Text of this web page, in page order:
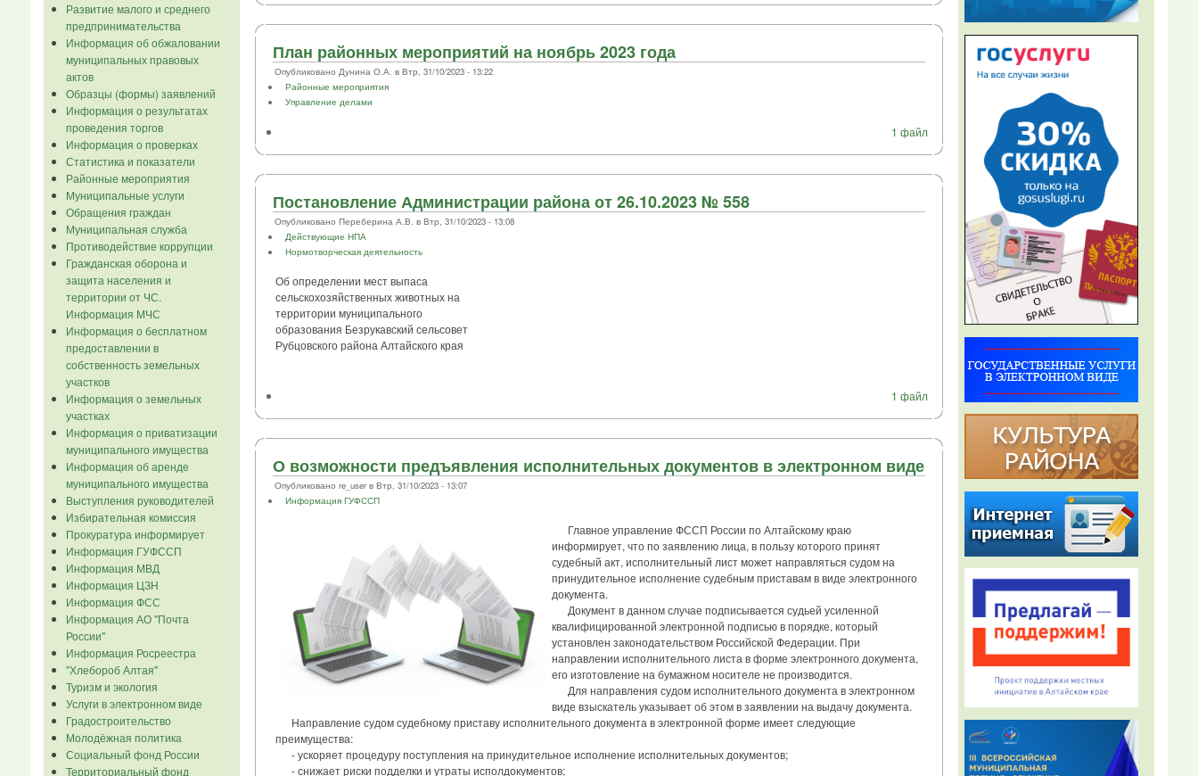
Развитие малого и среднего
предпринимательства
Информация об обжаловании
муниципальных правовых
актов
Образцы (формы) заявлений
Информация о результатах
проведения торгов
Информация о проверках
Статистика и показатели
Районные мероприятия
Муниципальные услуги
Обращения граждан
Муниципальная служба
Противодействие коррупции
Гражданская оборона и
защита населения и
территории от ЧС.
Информация МЧС
Информация о бесплатном
предоставлении в
собственность земельных
участков
Информация о земельных
участках
Информация о приватизации
муниципального имущества
Информация об аренде
муниципального имущества
Выступления руководителей
Избирательная комиссия
Прокуратура информирует
Информация ГУФССП
Информация МВД
Информация ЦЗН
Информация ФСС
Информация АО "Почта
России"
Информация Росреестра
"Хлебороб Алтая"
Туризм и экология
Услуги в электронном виде
Градостроительство
Молодёжная политика
Социальный фонд России
Территориальный фонд
План районных мероприятий на ноябрь 2023 года
Опубликовано Дунина О.А. в Втр, 31/10/2023 - 13:22
Районные мероприятия
Управление делами
1 файл
Постановление Администрации района от 26.10.2023 № 558
Опубликовано Переберина А.В. в Втр, 31/10/2023 - 13:08
Действующие НПА
Нормотворческая деятельность
Об определении мест выпаса
сельскохозяйственных животных на
территории муниципального
образования Безрукавский сельсовет
Рубцовского района Алтайского края
1 файл
О возможности предъявления исполнительных документов в электронном виде
Опубликовано re_user в Втр, 31/10/2023 - 13:07
Информация ГУФССП
Главное управление ФССП России по Алтайскому краю
информирует, что по заявлению лица, в пользу которого принят
судебный акт, исполнительный лист может направляться судом на
принудительное исполнение судебным приставам в виде электронного
документа.
Документ в данном случае подписывается судьей усиленной
квалифицированной электронной подписью в порядке, который
установлен законодательством Российской Федерации. При
направлении исполнительного листа в форме электронного документа,
его изготовление на бумажном носителе не производится.
Для направления судом исполнительного документа в электронном
виде взыскатель указывает об этом в заявлении на выдачу документа.
Направление судом судебному приставу исполнительного документа в электронной форме имеет следующие
преимущества:
- ускоряет процедуру поступления на принудительное исполнение исполнительных документов;
- снижает риски подделки и утраты исполдокументов;